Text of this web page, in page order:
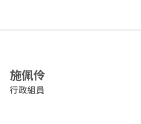
施佩伶
行政組員